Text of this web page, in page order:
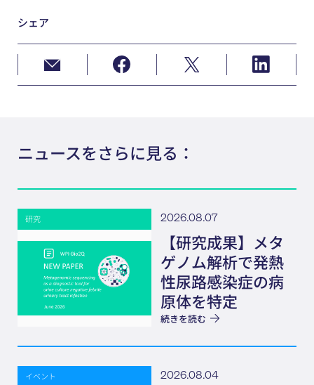
シェア
ニュースをさらに見る：
研究 2026.08.07
【研究成果】メタ
ゲノム解析で発熱
性尿路感染症の病
原体を特定
続きを読む
イベント 2026.08.04